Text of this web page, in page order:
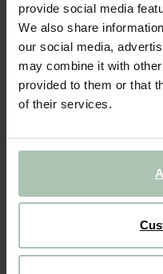
provide social media
We also share
our social media,
may combine it with
provided to them or that
of their services.
Achteraf betalen
OMSCHRIJVING
Groene colourblock sweatpants
en een elastiekenband met
het een groene basiskleur met
donkergroen en lichtgroen.